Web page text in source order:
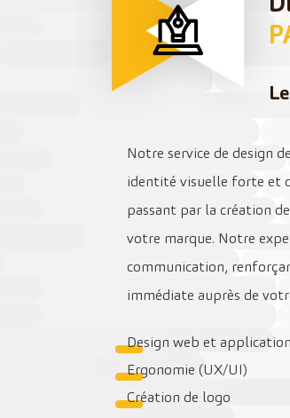
Notre service de design
identité visuelle forte et
passant par la création
votre marque. Notre
communication,
immédiate auprès de
Design web et
Ergonomie (UX/UI)
Création de logo